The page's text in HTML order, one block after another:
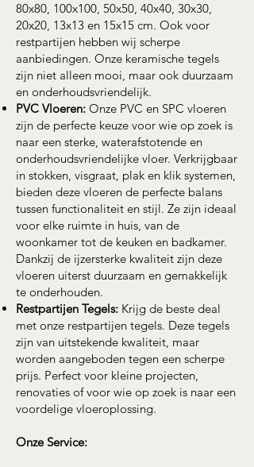
80x80, 100x100, 50x50, 40x40, 30x30,
20x20, 13x13 en 15x15 cm. Ook voor
restpartijen hebben wij scherpe
aanbiedingen. Onze keramische tegels
zijn niet alleen mooi, maar ook duurzaam
en onderhoudsvriendelijk.
PVC Vloeren: Onze PVC en SPC vloeren
zijn de perfecte keuze voor wie op zoek is
naar een sterke, waterafstotende en
onderhoudsvriendelijke vloer. Verkrijgbaar
in stokken, visgraat, plak en klik systemen,
bieden deze vloeren de perfecte balans
tussen functionaliteit en stijl. Ze zijn ideaal
voor elke ruimte in huis, van de
woonkamer tot de keuken en badkamer.
Dankzij de ijzersterke kwaliteit zijn deze
vloeren uiterst duurzaam en gemakkelijk
te onderhouden.
Restpartijen Tegels: Krijg de beste deal
met onze restpartijen tegels. Deze tegels
zijn van uitstekende kwaliteit, maar
worden aangeboden tegen een scherpe
prijs. Perfect voor kleine projecten,
renovaties of voor wie op zoek is naar een
voordelige vloeroplossing.
Onze Service: